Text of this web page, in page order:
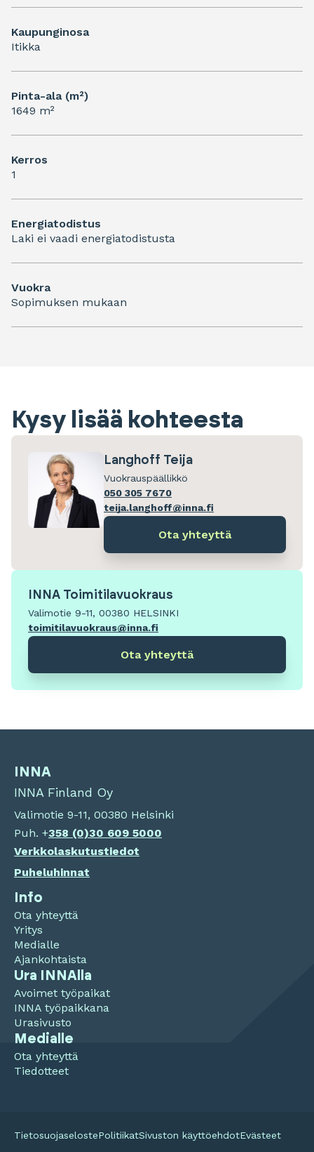
Kaupunginosa
Itikka
Pinta-ala (m²)
1649 m²
Kerros
1
Energiatodistus
Laki ei vaadi energiatodistusta
Vuokra
Sopimuksen mukaan
Kysy lisää kohteesta
Langhoff Teija
Vuokrauspäällikkö
050 305 7670
teija.langhoff@inna.fi
Ota yhteyttä
INNA Toimitilavuokraus
Valimotie 9-11, 00380 HELSINKI
toimitilavuokraus@inna.fi
Ota yhteyttä
INNA
INNA Finland Oy
Valimotie 9-11, 00380 Helsinki
Puh. +358 (0)30 609 5000
Verkkolaskutustiedot
Puheluhinnat
Info
Ota yhteyttä
Yritys
Medialle
Ajankohtaista
Ura INNAlla
Avoimet työpaikat
INNA työpaikkana
Urasivusto
Medialle
Ota yhteyttä
Tiedotteet
TietosuojaselostePolitiikatSivuston käyttöehdotEvästeet